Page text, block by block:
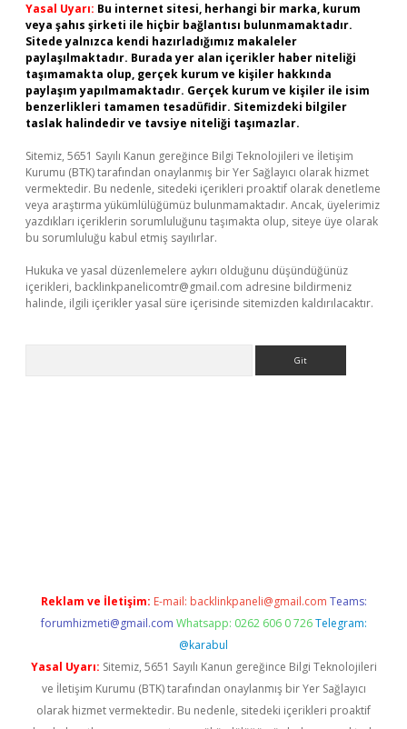
Yasal Uyarı: Bu internet sitesi, herhangi bir marka, kurum
veya şahıs şirketi ile hiçbir bağlantısı bulunmamaktadır.
Sitede yalnızca kendi hazırladığımız makaleler
paylaşılmaktadır. Burada yer alan içerikler haber niteliği
taşımamakta olup, gerçek kurum ve kişiler hakkında
paylaşım yapılmamaktadır. Gerçek kurum ve kişiler ile isim
benzerlikleri tamamen tesadüfidir. Sitemizdeki bilgiler
taslak halindedir ve tavsiye niteliği taşımazlar.
Sitemiz, 5651 Sayılı Kanun gereğince Bilgi Teknolojileri ve İletişim
Kurumu (BTK) tarafından onaylanmış bir Yer Sağlayıcı olarak hizmet
vermektedir. Bu nedenle, sitedeki içerikleri proaktif olarak denetleme
veya araştırma yükümlülüğümüz bulunmamaktadır. Ancak, üyelerimiz
yazdıkları içeriklerin sorumluluğunu taşımakta olup, siteye üye olarak
bu sorumluluğu kabul etmiş sayılırlar.
Hukuka ve yasal düzenlemelere aykırı olduğunu düşündüğünüz
içerikleri, backlinkpanelicomtr@gmail.com adresine bildirmeniz
halinde, ilgili içerikler yasal süre içerisinde sitemizden kaldırılacaktır.
Reklam ve İletişim: E-mail: backlinkpaneli@gmail.com Teams:
forumhizmeti@gmail.com Whatsapp: 0262 606 0 726 Telegram:
@karabul
Yasal Uyarı: Sitemiz, 5651 Sayılı Kanun gereğince Bilgi Teknolojileri
ve İletişim Kurumu (BTK) tarafından onaylanmış bir Yer Sağlayıcı
olarak hizmet vermektedir. Bu nedenle, sitedeki içerikleri proaktif